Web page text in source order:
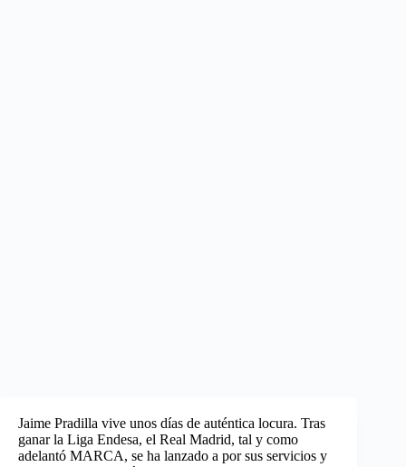
Jaime Pradilla vive unos días de auténtica locura. Tras
ganar la Liga Endesa, el Real Madrid, tal y como
adelantó MARCA, se ha lanzado a por sus servicios y